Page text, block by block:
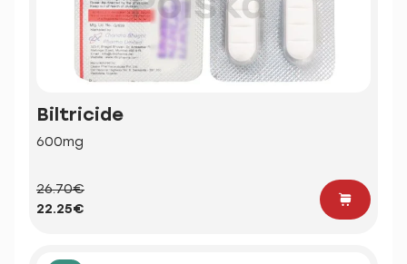
Biltricide
600mg
26.70€
22.25€